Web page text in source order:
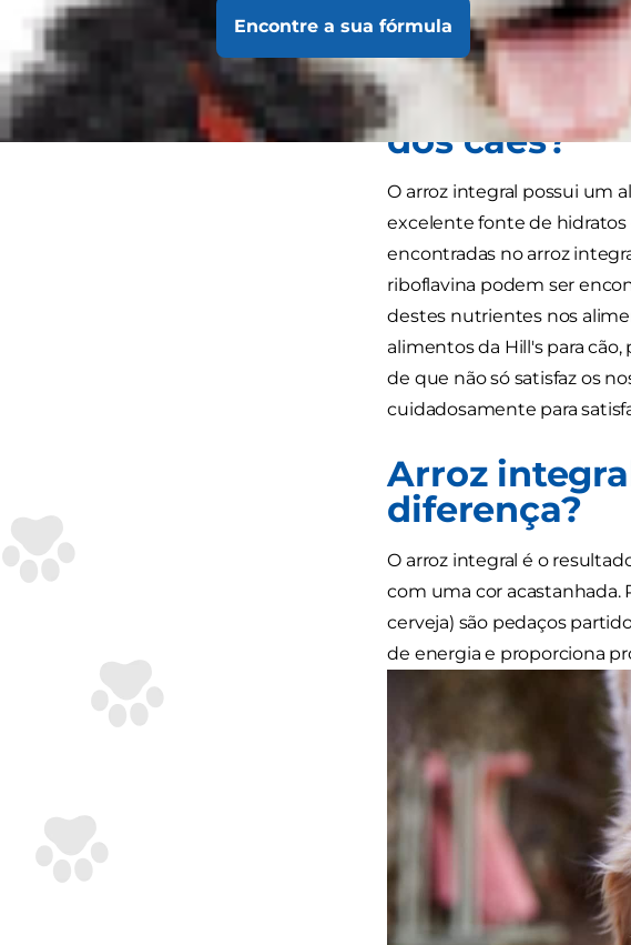
Encontre a sua fórmula
perguntas mais
alimentos para cães.
Que
dos cães?
O arroz integral possui um
excelente fonte de hidratos
encontradas no arroz
riboflavina podem ser
destes nutrientes nos
alimentos da Hill's para
de que não só satisfaz os
cuidadosamente para
Arroz
diferença?
O arroz integral é o
com uma cor acastanhada.
cerveja) são pedaços
de energia e proporciona